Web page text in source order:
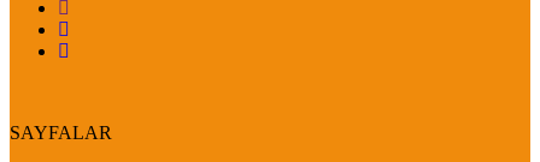
SAYFALAR